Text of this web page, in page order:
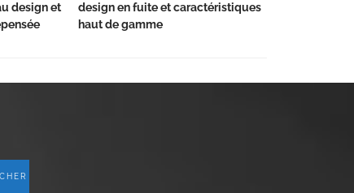
design et
design en fuite et caractéristiques
haut de gamme